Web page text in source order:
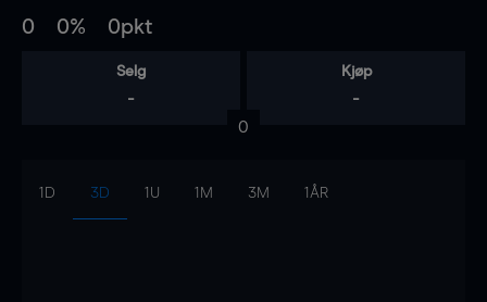
0 0% 0pkt
Selg
-
Kjøp
-
0
1D 3D 1U 1M 3M 1ÅR